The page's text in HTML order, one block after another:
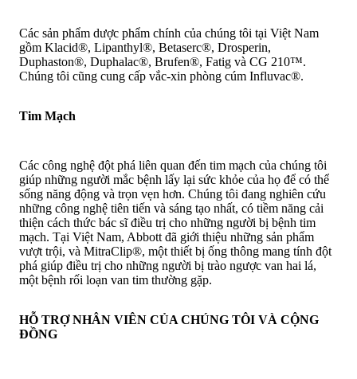
Các sản phẩm dược phẩm chính của chúng tôi tại Việt Nam
gồm Klacid®, Lipanthyl®, Betaserc®, Drosperin,
Duphaston®, Duphalac®, Brufen®, Fatig và CG 210™.
Chúng tôi cũng cung cấp vắc-xin phòng cúm Influvac®.
Tim Mạch
Các công nghệ đột phá liên quan đến tim mạch của chúng tôi
giúp những người mắc bệnh lấy lại sức khỏe của họ để có thể
sống năng động và trọn vẹn hơn. Chúng tôi đang nghiên cứu
những công nghệ tiên tiến và sáng tạo nhất, có tiềm năng cải
thiện cách thức bác sĩ điều trị cho những người bị bệnh tim
mạch. Tại Việt Nam, Abbott đã giới thiệu những sản phẩm
vượt trội, và MitraClip®, một thiết bị ống thông mang tính đột
phá giúp điều trị cho những người bị trào ngược van hai lá,
một bệnh rối loạn van tim thường gặp.
HỖ TRỢ NHÂN VIÊN CỦA CHÚNG TÔI VÀ CỘNG
ĐỒNG